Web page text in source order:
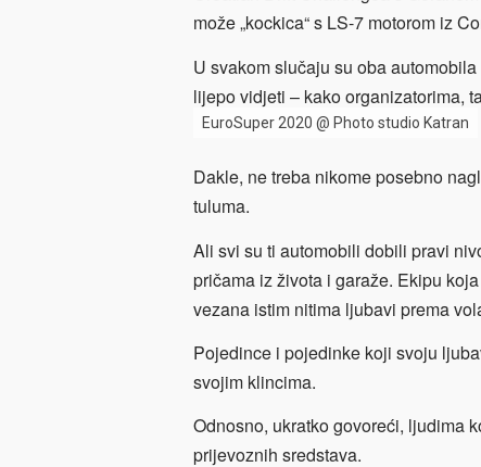
može „kockica“ s LS-7 motorom iz
U svakom slučaju su oba
lijepo vidjeti – kako organizatorima,
EuroSuper 2020 @ Photo studio Katran
Dakle, ne treba nikome posebno
tuluma.
Ali svi su ti automobili dobili pravi
pričama iz života i garaže. Ekipu
vezana istim nitima ljubavi prema
Pojedince i pojedinke koji svoju
svojim klincima.
Odnosno, ukratko govoreći, ljudima
prijevoznih sredstava.